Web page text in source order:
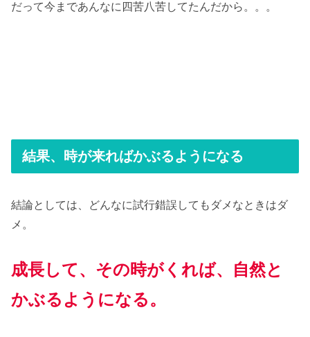
だって今まであんなに四苦八苦してたんだから。。。
結果、時が来ればかぶるようになる
結論としては、どんなに試行錯誤してもダメなときはダ
メ。
成長して、その時がくれば、自然と
かぶるようになる。